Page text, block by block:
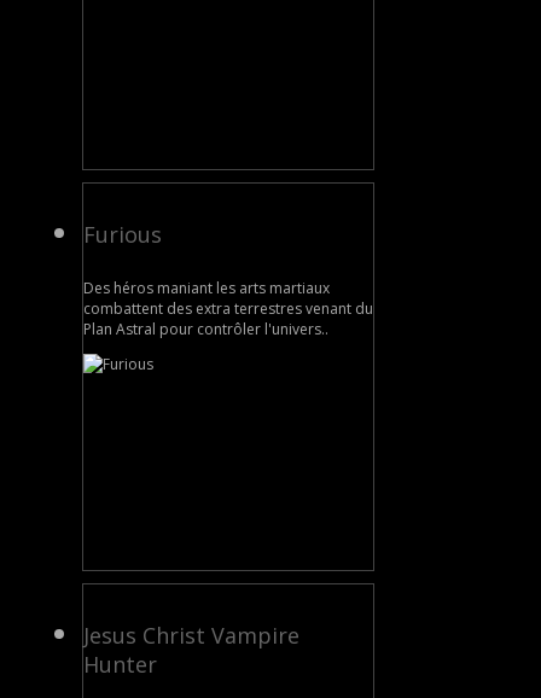
Furious
Des héros maniant les arts martiaux
combattent des extra terrestres venant du
Plan Astral pour contrôler l'univers..
Jesus Christ Vampire
Hunter